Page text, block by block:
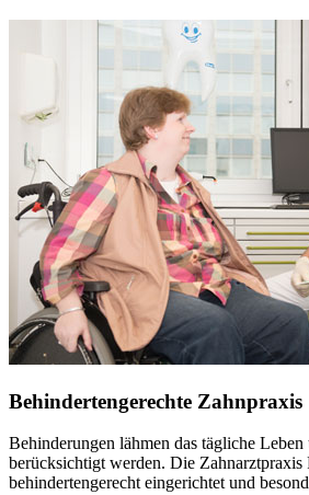
Behindertengerechte Zahnpraxis
Behinderungen lähmen das tägliche Leben
berücksichtigt werden. Die Zahnarztpraxis
behindertengerecht eingerichtet und